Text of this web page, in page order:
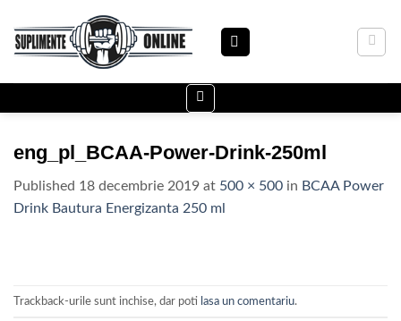
content
eng_pl_BCAA-Power-Drink-250ml
Published 18 decembrie 2019 at 500 × 500 in BCAA Power
Drink Bautura Energizanta 250 ml
Trackback-urile sunt inchise, dar poti lasa un comentariu.